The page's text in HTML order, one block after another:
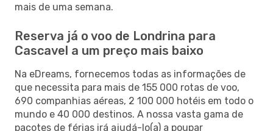
mais de uma semana.
Reserva já o voo de Londrina para
Cascavel a um preço mais baixo
Na eDreams, fornecemos todas as informações de
que necessita para mais de 155 000 rotas de voo,
690 companhias aéreas, 2 100 000 hotéis em todo o
mundo e 40 000 destinos. A nossa vasta gama de
pacotes de férias irá ajudá-lo(a) a poupar